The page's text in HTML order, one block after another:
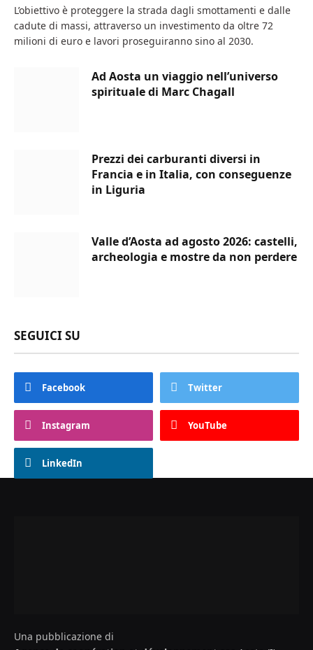
L’obiettivo è proteggere la strada dagli smottamenti e dalle
cadute di massi, attraverso un investimento da oltre 72
milioni di euro e lavori proseguiranno sino al 2030.
Ad Aosta un viaggio nell’universo
spirituale di Marc Chagall
Prezzi dei carburanti diversi in
Francia e in Italia, con conseguenze
in Liguria
Valle d’Aosta ad agosto 2026: castelli,
archeologia e mostre da non perdere
SEGUICI SU
Facebook Twitter
Instagram YouTube
LinkedIn
Una pubblicazione di